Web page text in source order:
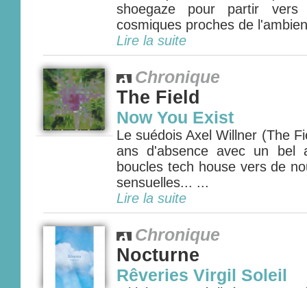
shoegaze pour partir
cosmiques proches de
Lire la suite
Chronique
The Field
Now You Exist
Le suédois Axel Willner (The
ans d'absence avec un bel
boucles tech house vers de
sensuelles... ...
Lire la suite
Chronique
Nocturne
Rêveries Virgil Soleil